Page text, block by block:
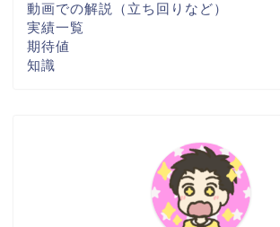
動画での解説（立ち回りなど）
実績一覧
期待値
知識